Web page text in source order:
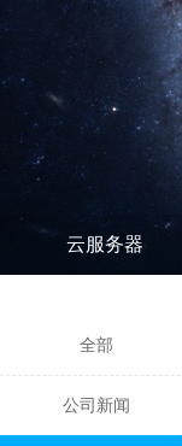
云服务器
全部
公司新闻